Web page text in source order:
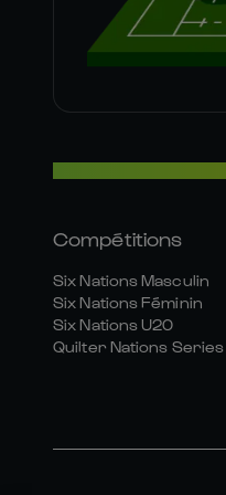
Compétitions
Six Nations Masculin
Six Nations Féminin
Six Nations U20
Quilter Nations Series